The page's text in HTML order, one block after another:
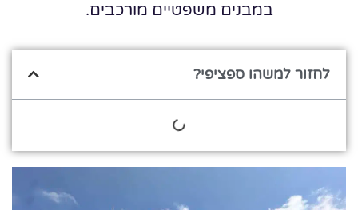
במבנים משפטיים מורכבים.
לחזור למשהו ספציפי?